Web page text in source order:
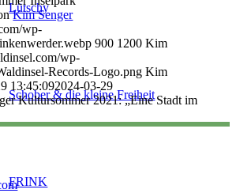
Lütschy
Schober & die kleine Freiheit
FRINK
Kim Senger
wp-
900 1200 Kim
wp-
Records-Logo.png Kim
13:45:092024-03-29
Kultursommer 2021: „Eine Stadt im